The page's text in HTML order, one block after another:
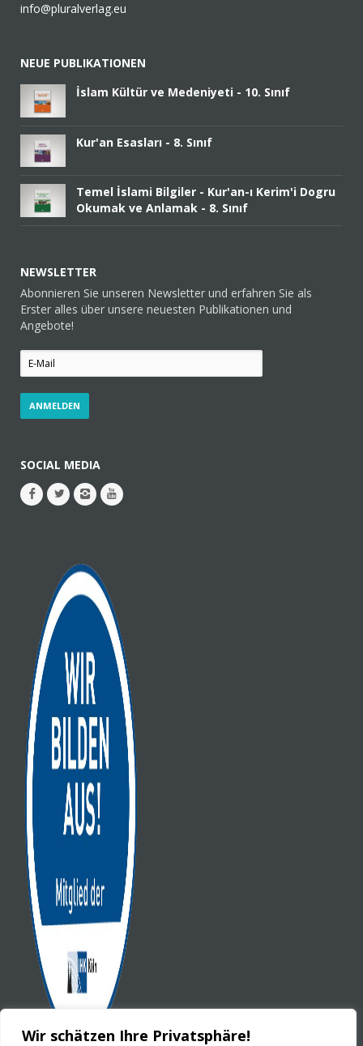
Wir schätzen Ihre Privatsphäre!
info@pluralverlag.eu
NEUE PUBLIKATIONEN
İslam Kültür ve Medeniyeti - 10. Sınıf
Kur'an Esasları - 8. Sınıf
Temel İslami Bilgiler - Kur'an-ı Kerim'i Dogru
Okumak ve Anlamak - 8. Sınıf
NEWSLETTER
Abonnieren Sie unseren Newsletter und erfahren Sie als
Erster alles über unsere neuesten Publikationen und
Angebote!
SOCIAL MEDIA